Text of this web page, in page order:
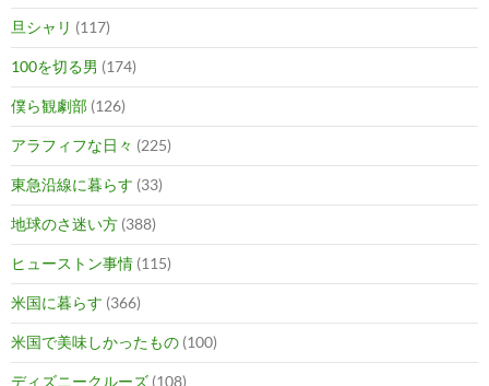
旦シャリ (117)
100を切る男 (174)
僕ら観劇部 (126)
アラフィフな日々 (225)
東急沿線に暮らす (33)
地球のさ迷い方 (388)
ヒューストン事情 (115)
米国に暮らす (366)
米国で美味しかったもの (100)
ディズニークルーズ (108)